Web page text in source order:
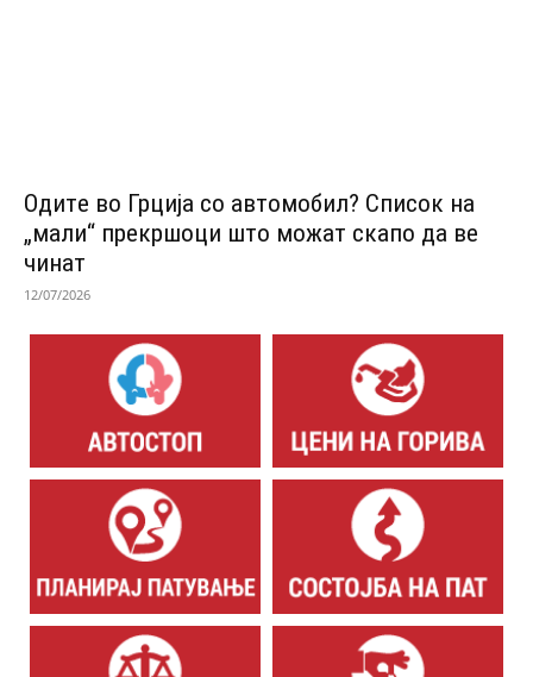
Одитe во Грција со автомобил? Список на
„мали“ прекршоци што можат скапо да ве
чинат
12/07/2026